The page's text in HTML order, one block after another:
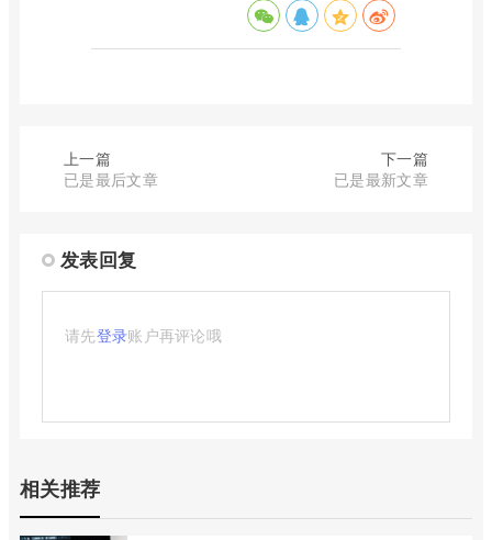
上一篇
已是最后文章
下一篇
已是最新文章
发表回复
请先登录账户再评论哦
相关推荐